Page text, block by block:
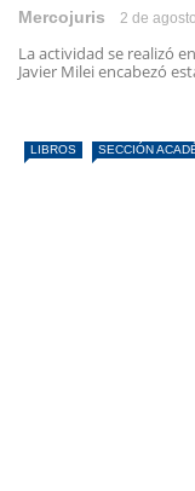
Mercojuris 2 de
La actividad se realizó
Javier Milei encabezó
LIBROS SECCIÓN